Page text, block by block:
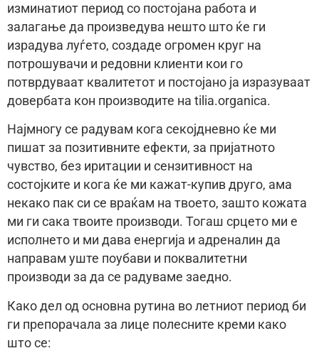
изминатиот период со постојана работа и
залагање да произведува нешто што ќе ги
израдува луѓето, создаде огромен круг на
потрошувачи и редовни клиенти кои го
потврдуваат квалитетот и постојано ја изразуваат
довербата кон производите на tilia.organica.
Најмногу се радувам кога секојдневно ќе ми
пишат за позитивните ефекти, за пријатното
чувство, без иритации и сензитивност на
состојките и кога ќе ми кажат-купив друго, ама
некако пак си се враќам на твоето, зашто кожата
ми ги сака твоите производи. Тогаш срцето ми е
исполнето и ми дава енергија и адреналин да
направам уште поубави и поквалитетни
производи за да се радуваме заедно.
Како дел од основна рутина во летниот период би
ги препорачала за лице полесните креми како
што се: